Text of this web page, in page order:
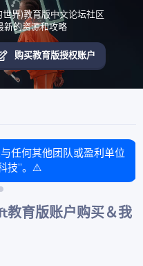
界)教育版中文论坛社区
的资源和攻略
购买教育版授权账户
任何其他团队或盈利单位
技”。⚠️
育版账户购买＆我